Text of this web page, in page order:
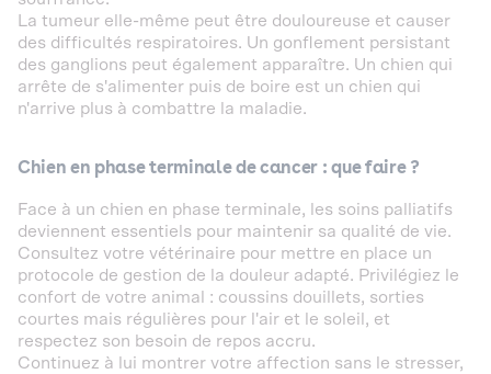
La tumeur elle-même peut être douloureuse et causer
des difficultés respiratoires. Un gonflement persistant
des ganglions peut également apparaître. Un chien qui
arrête de s'alimenter puis de boire est un chien qui
n'arrive plus à combattre la maladie.
Chien en phase terminale de cancer : que faire ?
Face à un chien en phase terminale, les soins palliatifs
deviennent essentiels pour maintenir sa qualité de vie.
Consultez votre vétérinaire pour mettre en place un
protocole de gestion de la douleur adapté. Privilégiez le
confort de votre animal : coussins douillets, sorties
courtes mais régulières pour l'air et le soleil, et
respectez son besoin de repos accru.
Continuez à lui montrer votre affection sans le stresser,